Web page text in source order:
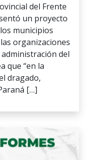
del Frente
un proyecto
municipios
organizaciones
del
que “en la
dragado,
[…]